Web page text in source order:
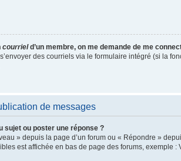
courrield’un membre, on me demande de me
des courriels via le formulaire intégré (si la
de messages
sujet ou poster une réponse ?
» depuis la page d’un forum ou « Répondre »
est affichée en bas de page des forums, exemple :